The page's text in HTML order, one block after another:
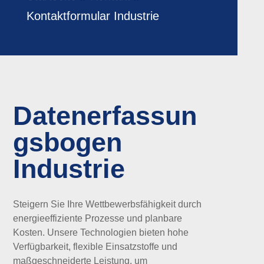
Kontaktformular Industrie
Datenerfassun
gsbogen
Industrie
Steigern Sie Ihre Wettbewerbsfähigkeit durch
energieeffiziente Prozesse und planbare
Kosten. Unsere Technologien bieten hohe
Verfügbarkeit, flexible Einsatzstoffe und
maßgeschneiderte Leistung, um